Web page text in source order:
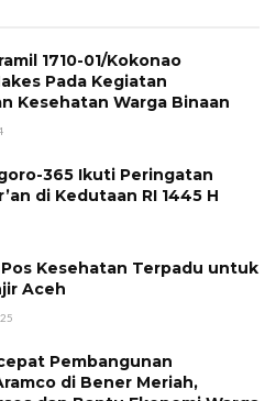
1710-01/Kokonao
Pada Kegiatan
Kesehatan Warga Binaan
365 Ikuti Peringatan
di Kedutaan RI 1445 H
Kesehatan Terpadu untuk
Aceh
Pembangunan
di Bener Meriah,